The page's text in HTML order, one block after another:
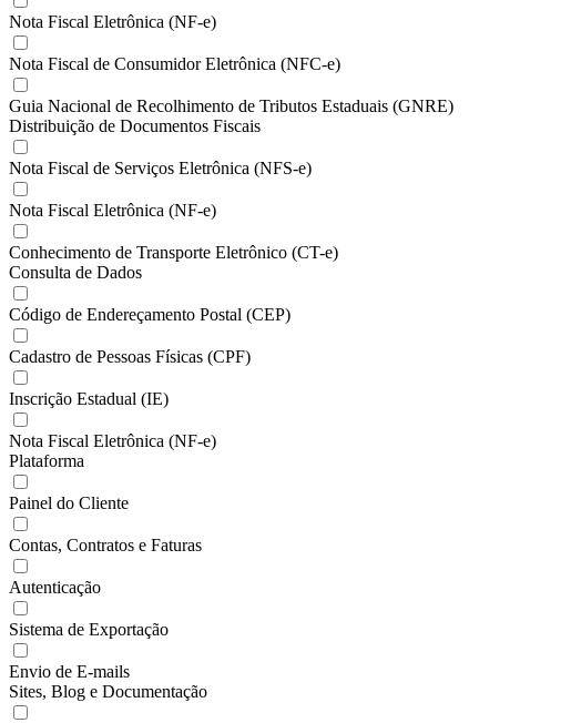
Nota Fiscal Eletrônica (NF-e)
Nota Fiscal de Consumidor Eletrônica (NFC-e)
Guia Nacional de Recolhimento de Tributos Estaduais (GNRE)
Distribuição de Documentos Fiscais
Nota Fiscal de Serviços Eletrônica (NFS-e)
Nota Fiscal Eletrônica (NF-e)
Conhecimento de Transporte Eletrônico (CT-e)
Consulta de Dados
Código de Endereçamento Postal (CEP)
Cadastro de Pessoas Físicas (CPF)
Inscrição Estadual (IE)
Nota Fiscal Eletrônica (NF-e)
Plataforma
Painel do Cliente
Contas, Contratos e Faturas
Autenticação
Sistema de Exportação
Envio de E-mails
Sites, Blog e Documentação